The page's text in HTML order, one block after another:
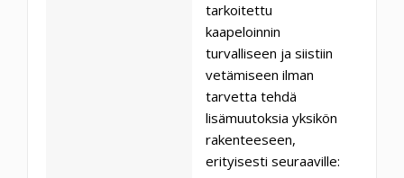
tarkoitettu
kaapeloinnin
turvalliseen ja siistiin
vetämiseen ilman
tarvetta tehdä
lisämuutoksia yksikön
rakenteeseen,
erityisesti seuraaville: